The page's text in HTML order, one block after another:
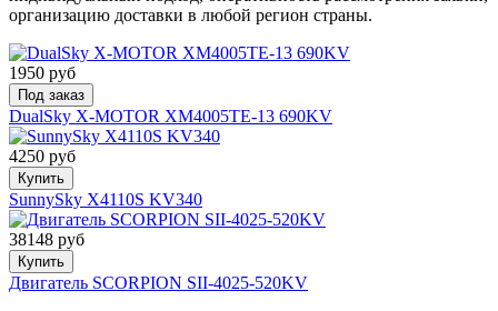
организацию доставки в любой регион страны.
1950 руб
Под заказ
DualSky X-MOTOR XM4005TE-13 690KV
4250 руб
Купить
SunnySky X4110S KV340
38148 руб
Купить
Двигатель SCORPION SII-4025-520KV